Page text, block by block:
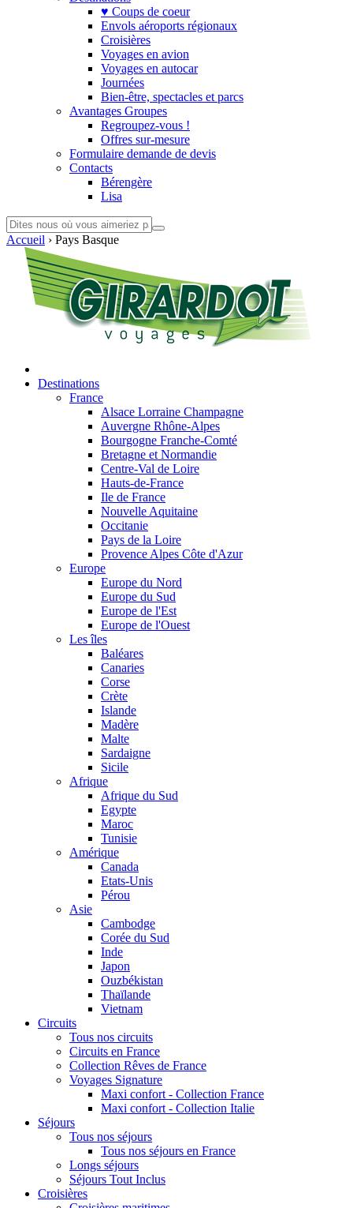
♥ Coups de coeur
Envols aéroports régionaux
Croisières
Voyages en avion
Voyages en autocar
Journées
Bien-être, spectacles et parcs
Avantages Groupes
Regroupez-vous !
Offres sur-mesure
Formulaire demande de devis
Contacts
Bérengère
Lisa
Accueil › Pays Basque
Destinations
France
Alsace Lorraine Champagne
Auvergne Rhône-Alpes
Bourgogne Franche-Comté
Bretagne et Normandie
Centre-Val de Loire
Hauts-de-France
Ile de France
Nouvelle Aquitaine
Occitanie
Pays de la Loire
Provence Alpes Côte d'Azur
Europe
Europe du Nord
Europe du Sud
Europe de l'Est
Europe de l'Ouest
Les îles
Baléares
Canaries
Corse
Crète
Islande
Madère
Malte
Sardaigne
Sicile
Afrique
Afrique du Sud
Egypte
Maroc
Tunisie
Amérique
Canada
Etats-Unis
Pérou
Asie
Cambodge
Corée du Sud
Inde
Japon
Ouzbékistan
Thaïlande
Vietnam
Circuits
Tous nos circuits
Circuits en France
Collection Rêves de France
Voyages Signature
Maxi confort - Collection France
Maxi confort - Collection Italie
Séjours
Tous nos séjours
Tous nos séjours en France
Longs séjours
Séjours Tout Inclus
Croisières